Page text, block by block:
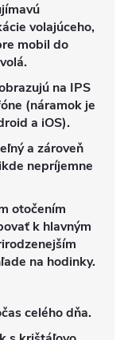
volajúceho,
mobil do
na IPS
(náramok je
a iOS).
a zároveň
nepríjemne
otočením
k hlavným
na hodinky.
celého dňa.